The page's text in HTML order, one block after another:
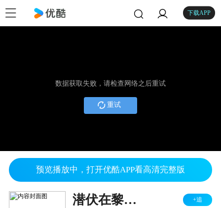
下载APP
数据获取失败，请检查网络之后重试
重试
预览播放中，打开优酷APP看高清完整版
潜伏在黎明之前 +追